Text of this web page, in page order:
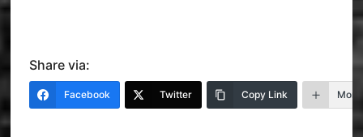
Share via:
Facebook Twitter Copy Link More